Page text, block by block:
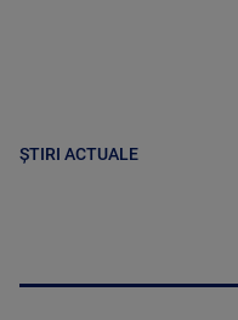
ȘTIRI ACTUALE